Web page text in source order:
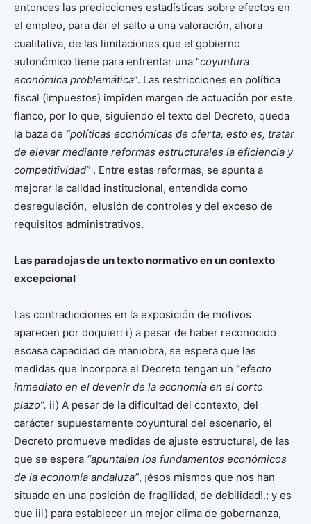
entonces las predicciones estadísticas sobre efectos en
el empleo, para dar el salto a una valoración, ahora
cualitativa, de las limitaciones que el gobierno
autonómico tiene para enfrentar una “coyuntura
económica problemática”. Las restricciones en política
fiscal (impuestos) impiden margen de actuación por este
flanco, por lo que, siguiendo el texto del Decreto, queda
la baza de “políticas económicas de oferta, esto es, tratar
de elevar mediante reformas estructurales la eficiencia y
competitividad” . Entre estas reformas, se apunta a
mejorar la calidad institucional, entendida como
desregulación, elusión de controles y del exceso de
requisitos administrativos.
Las paradojas de un texto normativo en un contexto
excepcional
Las contradicciones en la exposición de motivos
aparecen por doquier: i) a pesar de haber reconocido
escasa capacidad de maniobra, se espera que las
medidas que incorpora el Decreto tengan un “efecto
inmediato en el devenir de la economía en el corto
plazo”. ii) A pesar de la dificultad del contexto, del
carácter supuestamente coyuntural del escenario, el
Decreto promueve medidas de ajuste estructural, de las
que se espera “apuntalen los fundamentos económicos
de la economía andaluza”, ¡ésos mismos que nos han
situado en una posición de fragilidad, de debilidad!.; y es
que iii) para establecer un mejor clima de gobernanza,